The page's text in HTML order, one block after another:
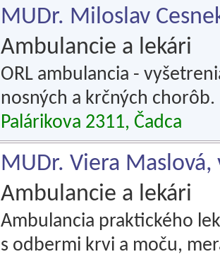
MUDr. Miloslav
Ambulancie a lekári
ORL ambulancia -
nosných a krčných chorôb.
Palárikova 2311, Čadca
MUDr. Viera
Ambulancie a lekári
Ambulancia praktického
s odbermi krvi a moču,